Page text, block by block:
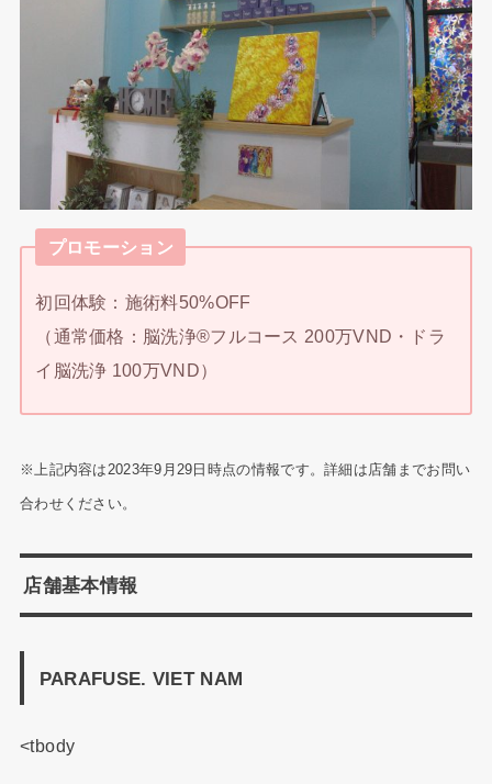
プロモーション
初回体験：施術料50%OFF
（通常価格：脳洗浄®フルコース 200万VND・ドラ
イ脳洗浄 100万VND）
※上記内容は2023年9月29日時点の情報です。詳細は店舗までお問い
合わせください。
店舗基本情報
PARAFUSE. VIET NAM
<tbody